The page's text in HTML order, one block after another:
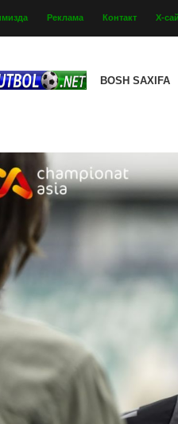
Реклама Контакт Х-
BOSH SAXIFA